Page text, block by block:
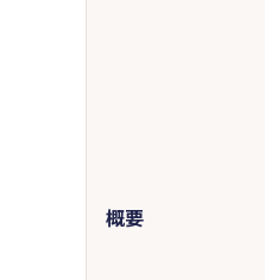
概要